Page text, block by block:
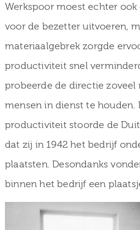
Werkspoor moest echter
voor de bezetter uitvoeren,
materiaalgebrek zorgde
productiviteit snel
probeerde de directie zoveel
mensen in dienst te houden.
productiviteit stoorde de
dat zij in 1942 het bedrijf
plaatsten. Desondanks
binnen het bedrijf een